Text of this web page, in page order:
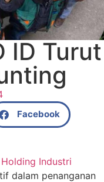
ID Turut
Facebook
Industri
dalam penanganan